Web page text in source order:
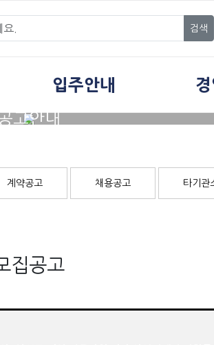
검색
입주안내 경
고안내
계약공고 채용공고 타기관
집공고